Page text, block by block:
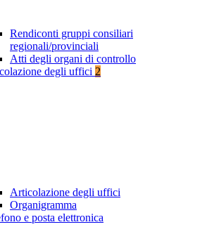
Rendiconti gruppi consiliari
regionali/provinciali
Atti degli organi di controllo
degli uffici 2
Articolazione degli uffici
Organigramma
e posta elettronica